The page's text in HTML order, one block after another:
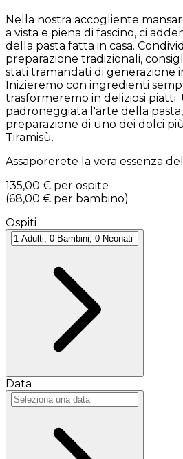
Nella nostra accogliente
a vista e piena di fascino, ci
della pasta fatta in casa.
preparazione tradizionali,
stati tramandati di generazione
Inizieremo con ingredienti
trasformeremo in deliziosi piatti.
padroneggiata l'arte della
preparazione di uno dei dolci
Tiramisù.
Assaporerete la vera essenza
135,00 € per ospite
(68,00 € per bambino)
Ospiti
Data